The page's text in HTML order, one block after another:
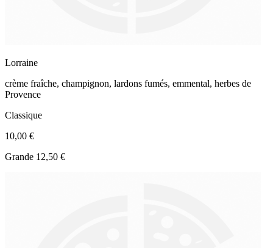
Lorraine
crème fraîche, champignon, lardons fumés, emmental, herbes de
Provence
Classique
10,00 €
Grande 12,50 €